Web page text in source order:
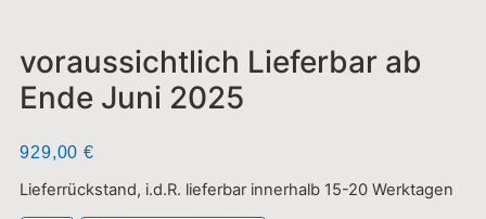
voraussichtlich Lieferbar ab
Ende Juni 2025
929,00€
Lieferrückstand, i.d.R. lieferbar innerhalb 15-20 Werktagen